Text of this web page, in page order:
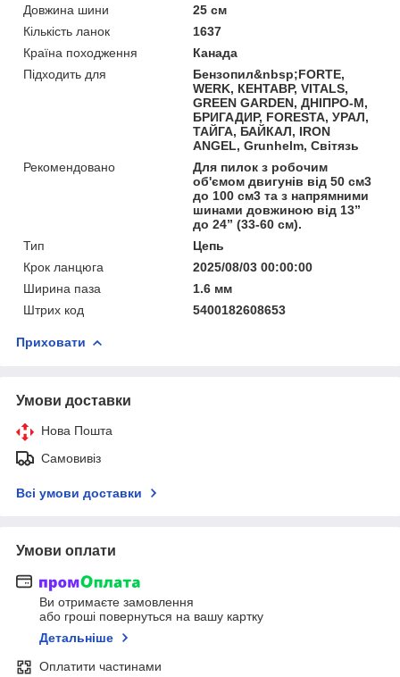
Довжина шини
25 см
Кількість ланок
1637
Країна походження
Канада
Підходить для
Бензопил&nbsp;FORTE,
WERK, КЕНТАВР, VITALS,
GREEN GARDEN, ДНІПРО-М,
БРИГАДИР, FORESTA, УРАЛ,
ТАЙГА, БАЙКАЛ, IRON
ANGEL, Grunhelm, Світязь
Рекомендовано
Для пилок з робочим
об'ємом двигунів від 50 см3
до 100 см3 та з напрямними
шинами довжиною від 13”
до 24” (33-60 см).
Тип
Цепь
Крок ланцюга
2025/08/03 00:00:00
Ширина паза
1.6 мм
Штрих код
5400182608653
Приховати
Умови доставки
Нова Пошта
Самовивіз
Всі умови доставки
Умови оплати
Ви отримаєте замовлення
або гроші повернуться на вашу картку
Детальніше
Оплатити частинами